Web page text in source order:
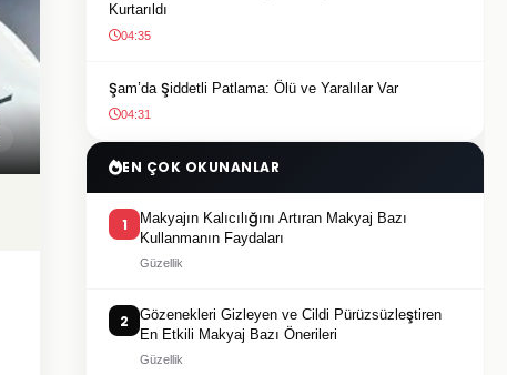
Kurtarıldı
04:35
Şam’da Şiddetli Patlama: Ölü ve Yaralılar Var
04:31
EN ÇOK OKUNANLAR
1
Makyajın Kalıcılığını Artıran Makyaj Bazı
Kullanmanın Faydaları
Güzellik
2
Gözenekleri Gizleyen ve Cildi Pürüzsüzleştiren
En Etkili Makyaj Bazı Önerileri
Güzellik